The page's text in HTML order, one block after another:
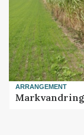
ARRANGEMENT